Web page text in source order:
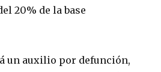
20% de la base
un auxilio por defunción,